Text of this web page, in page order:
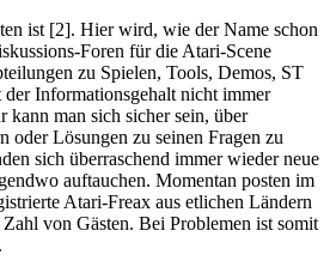
ist [2]. Hier wird, wie der Name schon
Foren für die Atari-Scene
zu Spielen, Tools, Demos, ST
Informationsgehalt nicht immer
kann man sich sicher sein, über
oder Lösungen zu seinen Fragen zu
sich überraschend immer wieder neue
auftauchen. Momentan posten im
Atari-Freax aus etlichen Ländern
von Gästen. Bei Problemen ist somit